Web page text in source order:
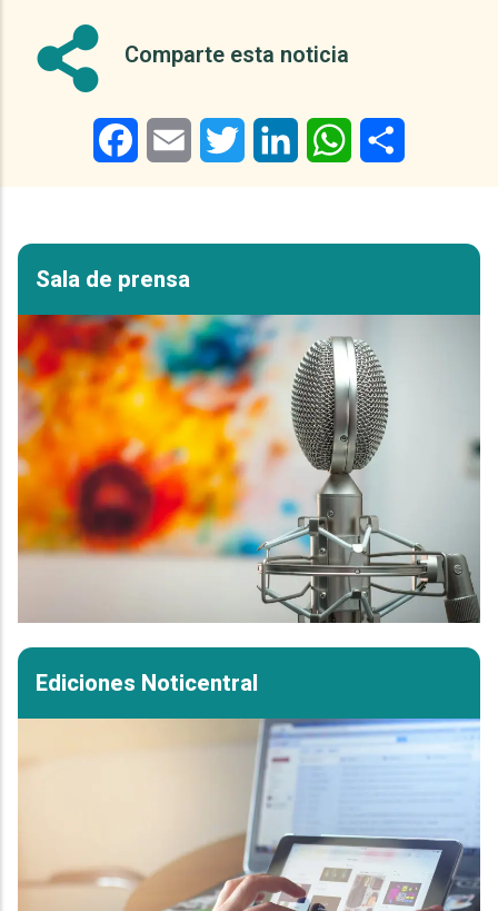
Comparte esta noticia
FacebookEmail Twitter LinkedIn WhatsApp
Sala de prensa
Ediciones Noticentral